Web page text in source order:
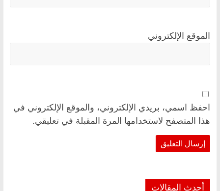
الموقع الإلكتروني
احفظ اسمي، بريدي الإلكتروني، والموقع الإلكتروني في
هذا المتصفح لاستخدامها المرة المقبلة في تعليقي.
أحدث المقالات